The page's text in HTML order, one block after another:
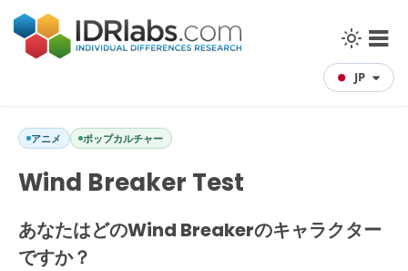
JP
アニメ ポップカルチャー
Wind Breaker Test
あなたはどのWind Breakerのキャラクター
ですか？